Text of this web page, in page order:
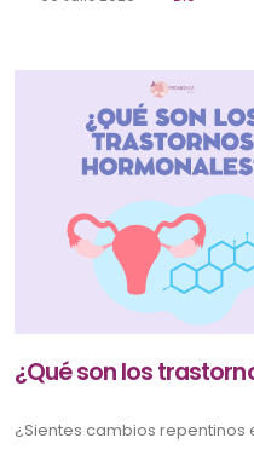
¿Qué son los
¿Sientes cambios